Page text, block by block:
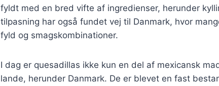
fyldt med en bred vifte af ingredienser, herunder
tilpasning har også fundet vej til Danmark, hvor
fyld og smagskombinationer.
I dag er quesadillas ikke kun en del af mexicansk
lande, herunder Danmark. De er blevet en fast